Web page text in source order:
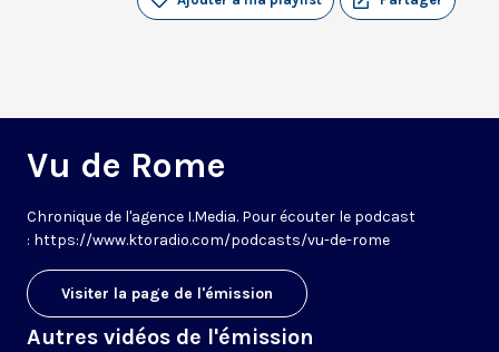
Vu de Rome
Chronique de l'agence I.Media. Pour écouter le podcast
: https://www.ktoradio.com/podcasts/vu-de-rome
Visiter la page de l'émission
Autres vidéos de l'émission